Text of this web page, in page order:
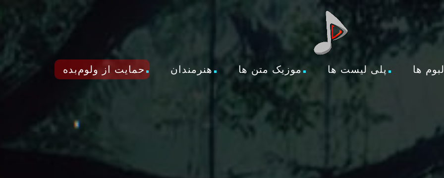
آلبوم ها پلی لیست ها موزیک متن ها هنرمندان حمایت از ولوم‌بده